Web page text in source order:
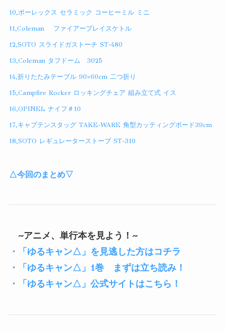
10,ポーレックス セラミック コーヒーミル ミニ
11,Coleman ファイアープレイスケトル
12,SOTO スライドガストーチ ST-480
13,Coleman タフドーム 3025
14,折りたたみテーブル 90×60cm 二つ折り
15,Campfire Rocker ロッキングチェア 組み立て式 イス
16,OPINEL ナイフ＃10
17,キャプテンスタッグ TAKE-WARE 角型カッティングボード39cm
18,SOTO レギュレーターストーブ ST-310
△今回のまとめ▽
~アニメ、単行本を見よう！~
・「ゆるキャン△」を見逃した方はコチラ
・
「ゆるキャン△」1巻 まずは立ち読み！
・「ゆるキャン△」公式サイトはこちら！